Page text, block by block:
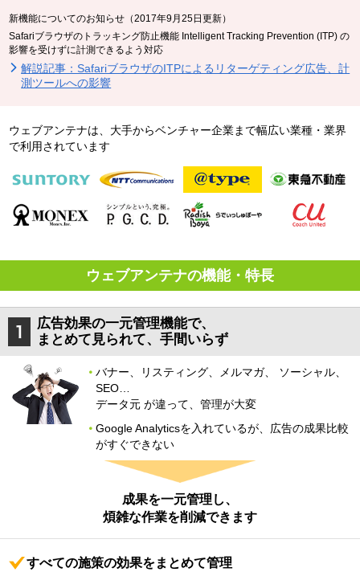
新機能についてのお知らせ（2017年9月25日更新）
Safariブラウザのトラッキング防止機能 Intelligent Tracking Prevention (ITP) の
影響を受けずに計測できるよう対応
解説記事：SafariブラウザのITPによるリターゲティング広告、計
測ツールへの影響
ウェブアンテナは、大手からベンチャー企業まで幅広い業種・業界
で利用されています
ウェブアンテナの機能・特長
広告効果の一元管理機能で、
まとめて見られて、手間いらず
バナー、リスティング、メルマガ、 ソーシャル、
SEO…
データ元 が違って、管理が大変
Google Analyticsを入れているが、広告の成果比較
がすぐできない
成果を一元管理し、
煩雑な作業を削減できます
すべての施策の効果をまとめて管理